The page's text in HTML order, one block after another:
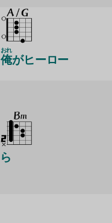
俺
おれ
がヒーロー
ら